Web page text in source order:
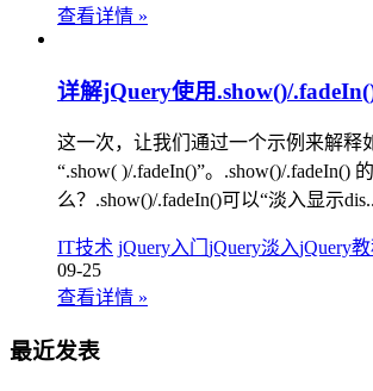
查看详情 »
详解jQuery使用.show()/
这一次，让我们通过一个示例来解释
“.show( )/.fadeIn()”。.show()/.fadeIn()
么？.show()/.fadeIn()可以“淡入显示
IT技术 jQuery入门 jQuery淡入jQuery
09-25
查看详情 »
最近发表